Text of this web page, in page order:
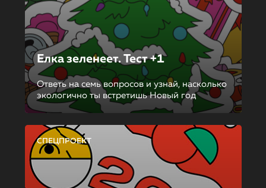
Елка зеленеет. Тест +1
Ответь на семь вопросов и узнай, насколько
экологично ты встретишь Новый год
СПЕЦПРОЕКТ